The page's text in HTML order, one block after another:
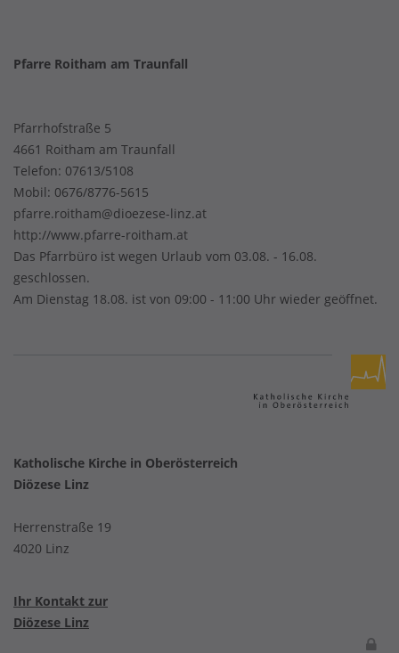
Pfarre Roitham am Traunfall
Pfarrhofstraße 5
4661 Roitham am Traunfall
Telefon: 07613/5108
Mobil: 0676/8776-5615
pfarre.roitham@dioezese-linz.at
http://www.pfarre-roitham.at
Das Pfarrbüro ist wegen Urlaub vom 03.08. - 16.08.
geschlossen.
Am Dienstag 18.08. ist von 09:00 - 11:00 Uhr wieder geöffnet.
Katholische Kirche in Oberösterreich
Diözese Linz
Herrenstraße 19
4020 Linz
Ihr Kontakt zur
Diözese Linz